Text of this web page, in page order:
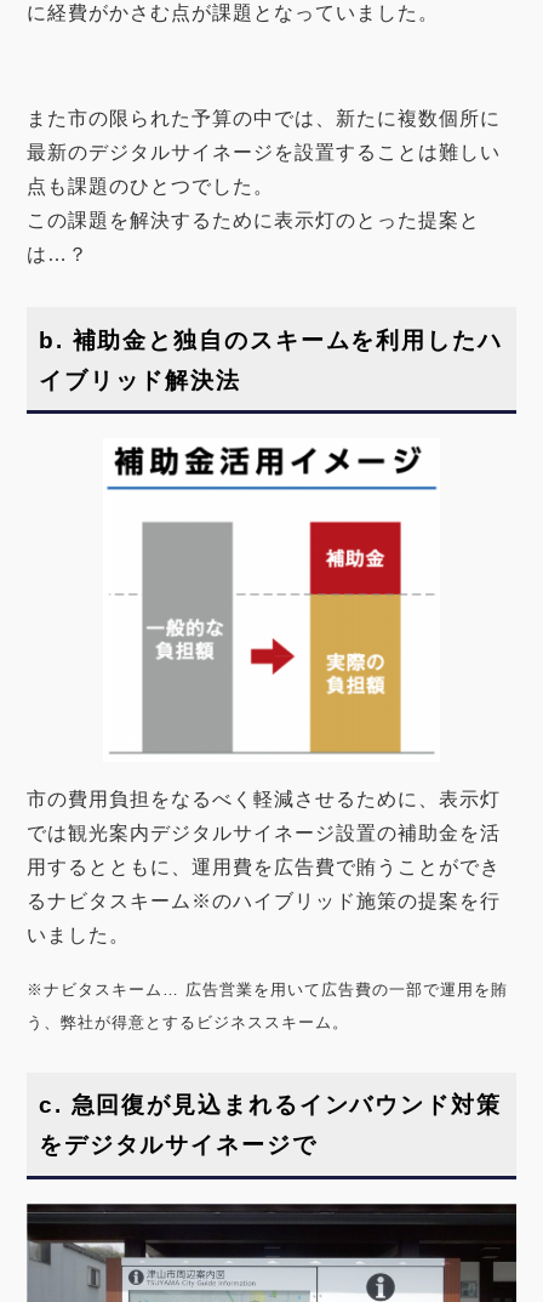
に経費がかさむ点が課題となっていました。
また市の限られた予算の中では、新たに複数個所に
最新のデジタルサイネージを設置することは難しい
点も課題のひとつでした。
この課題を解決するために表示灯のとった提案と
は…？
b. 補助金と独自のスキームを利用したハ
イブリッド解決法
市の費用負担をなるべく軽減させるために、表示灯
では観光案内デジタルサイネージ設置の補助金を活
用するとともに、運用費を広告費で賄うことができ
るナビタスキーム※のハイブリッド施策の提案を行
いました。
※ナビタスキーム… 広告営業を用いて広告費の一部で運用を賄
う、弊社が得意とするビジネススキーム。
c. 急回復が見込まれるインバウンド対策
をデジタルサイネージで